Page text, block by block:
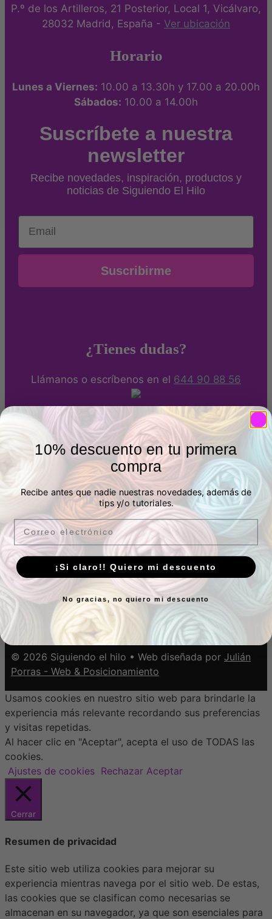
P.º de los Artilleros, 21 Posterior, Local 1, Vicálvaro,
28032 Madrid, España - Ver ubicación
Horario
Lunes a Viernes: 10.00 a 13.30h y 17.00 a 20.00h
Sábados: 10.00 a 14.00h
Suscríbete a nuestra
newsletter
Recibe novedades, inspiración, productos y
noticias de Siguiendo El Hilo
Email
Suscribirme
¿Tienes dudas?
Llámanos o escríbenos en el 644 90 88 56
Métodos de pago
Puedes pagar de forma segura con Tarjeta bancaria,
Bizum o Paypal. También por transferencia.
Envíos a España y Francia
¿Eres de otro país y quieres hacernos pedido?
Escríbenos
Envío de pedidos en 24-48 horas
Aviso Legal -Política de Cookies-Política de
Privacidad - Condiciones de venta y devoluciones
© 2026 Siguiendo el hilo • Web diseñada por Julián
Porras - Web & Posicionamiento
Usamos cookies en nuestro sitio web para brindarle la
experiencia más relevante recordando sus preferencias
y visitas repetidas.
Al hacer clic en "Aceptar", acepta el uso de TODAS las
cookies.
Ajustes de cookies Rechazar Aceptar
Cerrar
Resumen de privacidad
Este sitio web utiliza cookies para mejorar su
experiencia mientras navega por el sitio web. De estas,
las cookies que se clasifican como necesarias se
almacenan en su navegador, ya que son esenciales para
10% descuento en tu primera
compra
Recibe antes que nadie nuestras novedades, además de
tips y/o tutoriales.
Email
¡Si claro!! Quiero mi descuento
No gracias, no quiero mi descuento